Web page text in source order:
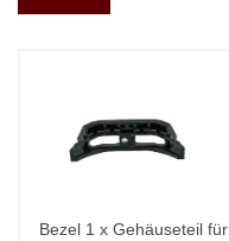
Bezel 1 x Gehäuseteil für